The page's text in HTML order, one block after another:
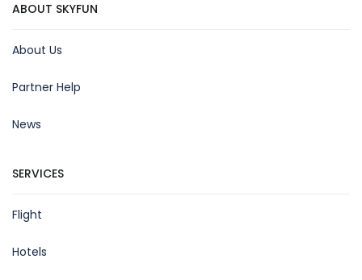
ABOUT SKYFUN
About Us
Partner Help
News
SERVICES
Flight
Hotels